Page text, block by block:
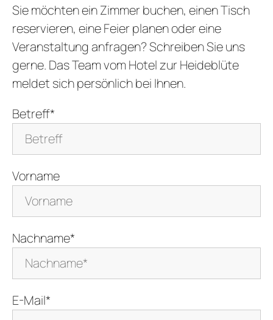
Sie möchten ein Zimmer buchen, einen Tisch
reservieren, eine Feier planen oder eine
Veranstaltung anfragen? Schreiben Sie uns
gerne. Das Team vom Hotel zur Heideblüte
meldet sich persönlich bei Ihnen.
Betreff*
Vorname
Nachname*
E-Mail*